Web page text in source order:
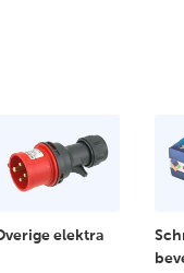
elektra